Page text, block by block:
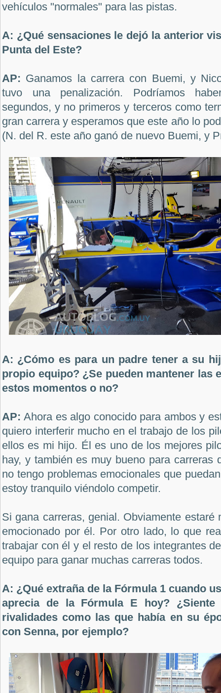
vehículos "normales" para las pistas.
A: ¿Qué sensaciones le dejó la anterior
Punta del Este?
AP: Ganamos la carrera con Buemi, y
tuvo una penalización. Podríamos
segundos, y no primeros y terceros como
gran carrera y esperamos que este año lo
(N. del R. este año ganó de nuevo Buemi, y
A: ¿Cómo es para un padre tener a su
propio equipo? ¿Se pueden mantener las
estos momentos o no?
AP:Ahora es algo conocido para ambos y
quiero interferir mucho en el trabajo de los
ellos es mi hijo. Él es uno de los mejores
hay, y también es muy bueno para carreras
no tengo problemas emocionales que
estoy tranquilo viéndolo competir.
Si gana carreras, genial. Obviamente estaré
emocionado por él. Por otro lado, lo que
trabajar con él y el resto de los integrantes
equipo para ganar muchas carreras todos.
A: ¿Qué extraña de la Fórmula 1 cuando
aprecia de la Fórmula E hoy? ¿Siente
rivalidades como las que había en su
con Senna, por ejemplo?